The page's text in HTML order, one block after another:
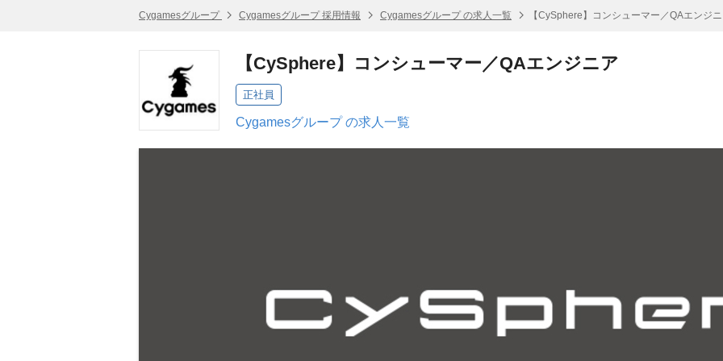
Cygamesグループ Cygamesグループ 採用情報 Cygamesグループ の求人一覧 【CySphere】コンシューマー／QAエンジ
【CySphere】コンシューマー／QAエンジニア
正社員
Cygamesグループ の求人一覧